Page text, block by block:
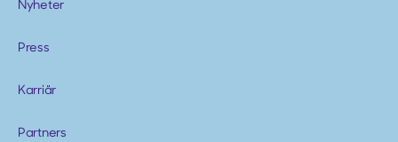
Nyheter
Press
Karriär
Partners